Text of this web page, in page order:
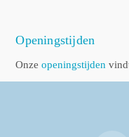
Openingstijden
Onzeopeningstijden